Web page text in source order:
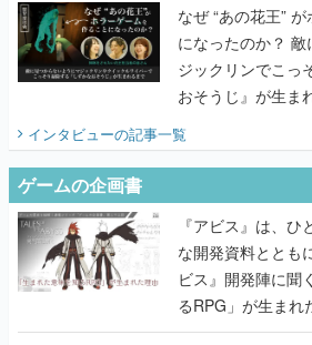
おそうじ』が生ま
インタビューの記事一覧
『アビス』は、ひ
な開発資料ととも
るRPG」が生ま
書】
なにが、人を「ロ
か？『ロマサガ2
設定画から迫る、